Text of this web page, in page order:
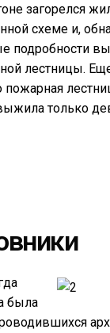
загорелся
схеме и,
лестницы.
только
была